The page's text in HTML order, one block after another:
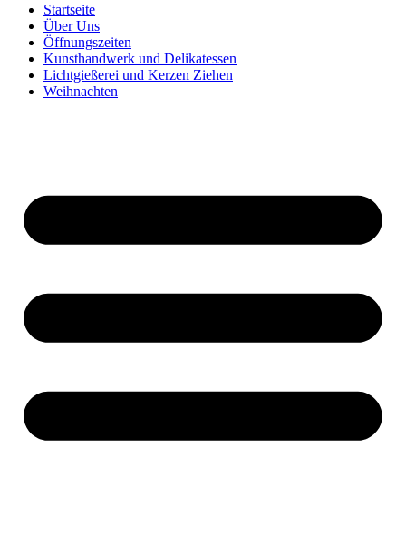
Startseite
Über Uns
Öffnungszeiten
Kunsthandwerk und Delikatessen
Lichtgießerei und Kerzen Ziehen
Weihnachten